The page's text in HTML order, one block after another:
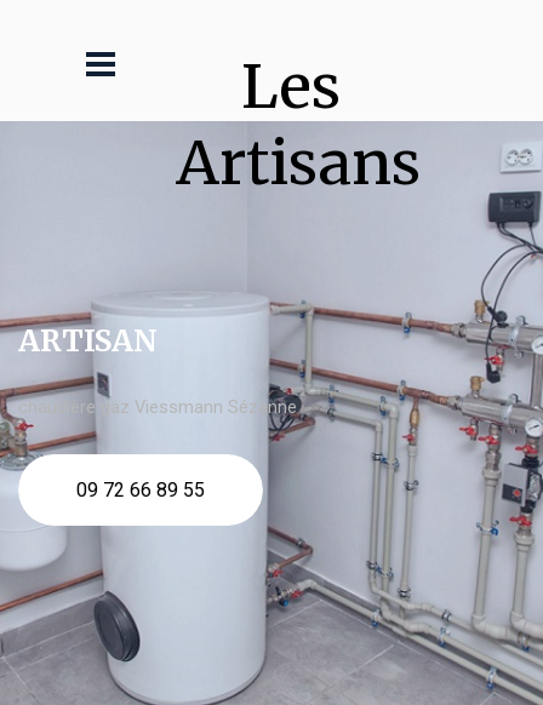
Les
Artisans
ARTISAN
chaudière gaz Viessmann Sézanne
09 72 66 89 55